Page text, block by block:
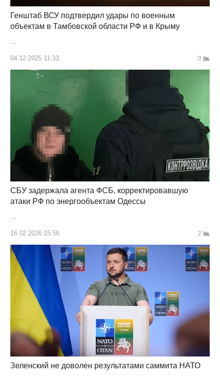
Генштаб ВСУ подтвердил удары по военным
объектам в Тамбовской области РФ и в Крыму
04.12.2025 11:33 0
СБУ задержала агента ФСБ, корректировавшую
атаки РФ по энергообъектам Одессы
…
16.02.2026 15:56 2
Зеленский не доволен результатами саммита НАТО